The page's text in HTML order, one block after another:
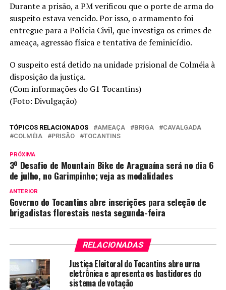
Durante a prisão, a PM verificou que o porte de arma do
suspeito estava vencido. Por isso, o armamento foi
entregue para a Polícia Civil, que investiga os crimes de
ameaça, agressão física e tentativa de feminicídio.
O suspeito está detido na unidade prisional de Colméia à
disposição da justiça.
(Com informações do G1 Tocantins)
(Foto: Divulgação)
TÓPICOS RELACIONADOS AMEAÇA BRIGA
CAVALGADA
COLMÉIA
PRISÃO TOCANTINS
PRÓXIMA
3º Desafio de Mountain Bike de Araguaína será no dia 6
de julho, no Garimpinho; veja as modalidades
ANTERIOR
Governo do Tocantins abre inscrições para seleção de
brigadistas florestais nesta segunda-feira
RELACIONADAS
Justiça Eleitoral do Tocantins abre urna
eletrônica e apresenta os bastidores do
sistema de votação